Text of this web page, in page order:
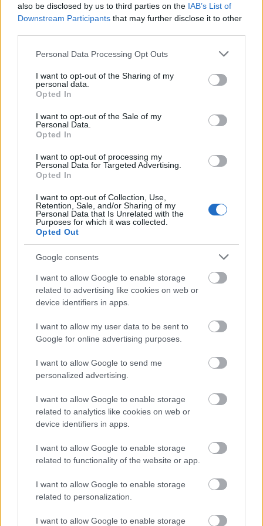
also be disclosed by us to third parties on the IAB’s List of
Downstream Participants that may further disclose it to other
Please note that this website/app uses one or more Google
not limited to your visit or usage behaviour. You may click to
grant or deny consent to Google and its third-party tags to
use your data for below specified purposes in below Google
consent section.
Personal Data Processing Opt Outs
I want to opt-out of the Sharing of my
personal data.
Opted In
I want to opt-out of the Sale of my
Personal Data.
Opted In
I want to opt-out of processing my
Personal Data for Targeted Advertising.
Opted In
I want to opt-out of Collection, Use,
Retention, Sale, and/or Sharing of my
Personal Data that Is Unrelated with the
Purposes for which it was collected.
Opted Out
Google consents
I want to allow Google to enable storage
related to advertising like cookies on web or
device identifiers in apps.
I want to allow my user data to be sent to
Google for online advertising purposes.
I want to allow Google to send me
personalized advertising.
I want to allow Google to enable storage
related to analytics like cookies on web or
device identifiers in apps.
I want to allow Google to enable storage
related to functionality of the website or app.
I want to allow Google to enable storage
related to personalization.
I want to allow Google to enable storage
Αυτή η αλλαγή της χρήσης κατέστη υποχρεωτική
όταν άλλαξαν κάποιες προδιαγραφές για την
Χαμόγελου μετατράπηκαν σε κέντρα ημέρας
όπου τα παιδιά των ευάλωτων οικογενειών
δέχονται ολοήμερη φροντίδα και υποστήριξη και
μετά επιστρέφουν στο φυσικό τους σπίτι. Στο
πρόγραμμα Ημερήσιας Φροντίδας συμμετέχουν
63 παιδιά με τους γονείς τους, ενώ στα Σπίτια
φιλοξενίας μεγαλώνουν 137 παιδιά. Επιπλέον, ο
Οργανισμός εξακολουθεί να υποστηρίζει 60
του και συμμετείχε στην αναζτηση 122 παιδιών
που αγνοούνταν.
Εκστρατεία ευαισθητοποίησης
Το «Χαμόγελο του παιδιού» έχοντας κλείσει 31
χρόνια ζωής είναι ο διαχρονικός φύλακας-